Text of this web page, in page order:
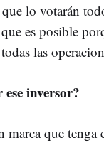
lo votarán
es posible
las
inversor?
marca que